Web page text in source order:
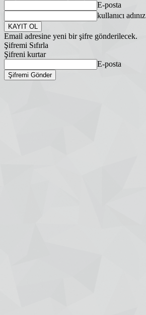
E-posta
kullanıcı adınız
Email adresine yeni bir şifre gönderilecek.
Şifremi Sıfırla
Şifreni kurtar
E-posta